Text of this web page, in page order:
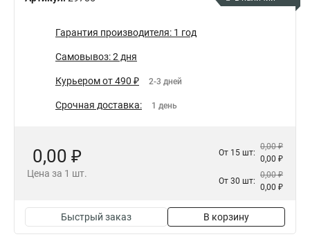
Гарантия производителя: 1 год
Самовывоз: 2 дня
Курьером от 490 ₽ 2-3 дней
Срочная доставка: 1 день
0,00 ₽
Цена за 1 шт.
От 15 шт:
0,00 ₽
0,00 ₽
От 30 шт:
0,00 ₽
0,00 ₽
Быстрый заказ В корзину